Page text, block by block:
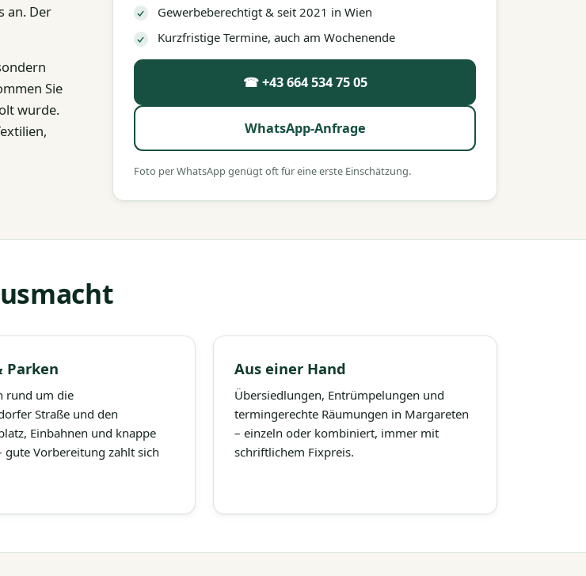
an. Der
Sie
wurde.
Gewerbeberechtigt & seit 2021 in Wien
Kurzfristige Termine, auch am Wochenende
☎ +43 664 534 75 05
WhatsApp-Anfrage
Foto per WhatsApp genügt oft für eine erste Einschätzung.
Parken
rund um die
Straße und den
Einbahnen und knappe
gute Vorbereitung zahlt sich
Aus einer Hand
Übersiedlungen, Entrümpelungen und
termingerechte Räumungen in Margareten
– einzeln oder kombiniert, immer mit
schriftlichem Fixpreis.